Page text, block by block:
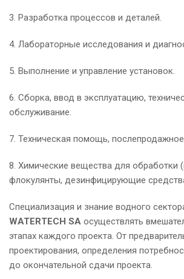
3. Разработка процессов и деталей.
4. Лабораторные исследования и
5. Выполнение и управление установок.
6. Сборка, ввод в эксплуатацию,
обслуживание.
7. Техническая помощь,
8. Химические вещества для обработки
флокулянты, дезинфицирующие
Специализация и знание водного
WATERTECH SA осуществлять
этапах каждого проекта. От
проектирования, определения
до окончательной сдачи проекта.